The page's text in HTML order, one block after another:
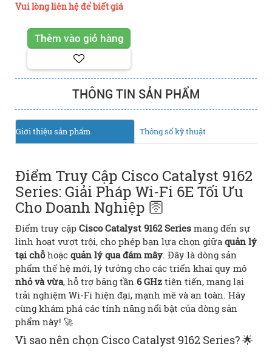
Vui lòng liên hệ để biết giá
THÔNG TIN SẢN PHẨM
Giới thiệu sản phẩm Thông số kỹ thuật
Điểm Truy Cập Cisco Catalyst 9162
Series: Giải Pháp Wi-Fi 6E Tối Ưu
Cho Doanh Nghiệp 🛜
Điểm truy cập Cisco Catalyst 9162 Series mang đến sự
linh hoạt vượt trội, cho phép bạn lựa chọn giữa quản lý
tại chỗhoặc quản lý qua đám mây. Đây là dòng sản
phẩm thế hệ mới, lý tưởng cho các triển khai quy mô
nhỏ và vừa, hỗ trợ băng tần 6 GHz tiên tiến, mang lại
trải nghiệm Wi-Fi hiện đại, mạnh mẽ và an toàn. Hãy
cùng khám phá các tính năng nổi bật của dòng sản
phẩm này! 🚀
Vì sao nên chọn Cisco Catalyst 9162 Series? 🌟